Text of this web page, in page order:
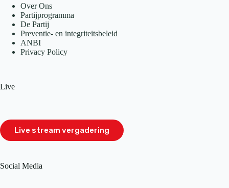
Over Ons
Partijprogramma
De Partij
Preventie- en integriteitsbeleid
ANBI
Privacy Policy
Live
Live stream vergadering
Social Media